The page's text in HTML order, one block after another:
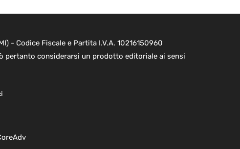
- Codice Fiscale e Partita I.V.A. 10216150960
pertanto considerarsi un prodotto editoriale ai sensi